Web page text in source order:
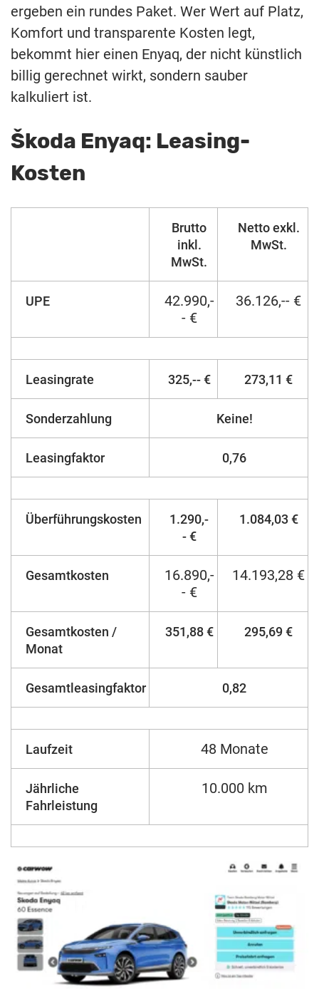
ergeben ein rundes Paket. Wer Wert auf Platz,
Komfort und transparente Kosten legt,
bekommt hier einen Enyaq, der nicht künstlich
billig gerechnet wirkt, sondern sauber
kalkuliert ist.
Škoda Enyaq: Leasing-
Kosten
Brutto
inkl.
MwSt.
Netto exkl.
MwSt.
UPE
42.990,-
- €
36.126,-- €
Leasingrate 325,-- € 273,11 €
Sonderzahlung Keine!
Leasingfaktor 0,76
Überführungskosten
1.290,-
- €
1.084,03 €
Gesamtkosten
16.890,-
- €
14.193,28 €
Gesamtkosten /
Monat
351,88 € 295,69 €
Gesamtleasingfaktor 0,82
Laufzeit 48 Monate
Jährliche
Fahrleistung
10.000 km